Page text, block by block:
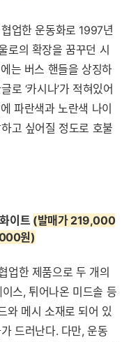
업한 운동화로 1997년
로의 확장을 꿈꾸던 시
는 버스 핸들을 상징하
로 ‘카시나’가 적혀있어
파란색과 노란색 나이
고 싶어질 정도로 호불
이트 (발매가 219,000
원)
업한 제품으로 두 개의
스, 튀어나온 미드솔 등
와 메시 소재로 되어 있
드러난다. 다만, 운동